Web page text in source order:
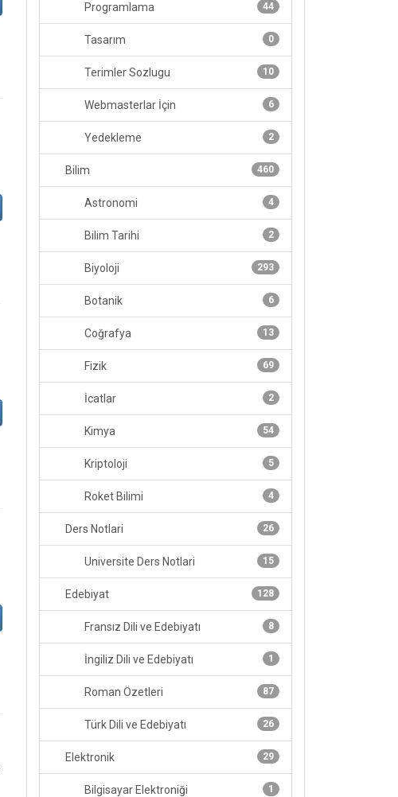
44
Programlama
0
Tasarım
10
Terimler Sozlugu
6
Webmasterlar İçin
2
Yedekleme
460
Bilim
4
Astronomi
2
Bilim Tarihi
293
Biyoloji
6
Botanik
13
Coğrafya
69
Fizik
2
İcatlar
54
Kimya
5
Kriptoloji
4
Roket Bilimi
26
Ders Notlari
15
Universite Ders Notlari
128
Edebiyat
8
Fransız Dili ve Edebiyatı
1
İngiliz Dili ve Edebiyatı
87
Roman Özetleri
26
Türk Dili ve Edebiyatı
29
Elektronik
1
Bilgisayar Elektroniği